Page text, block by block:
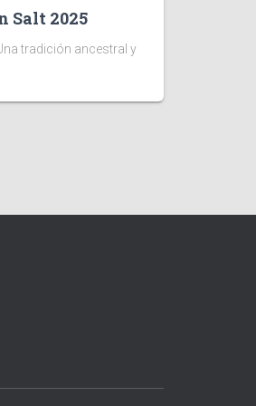
Salt 2025
tradición ancestral y